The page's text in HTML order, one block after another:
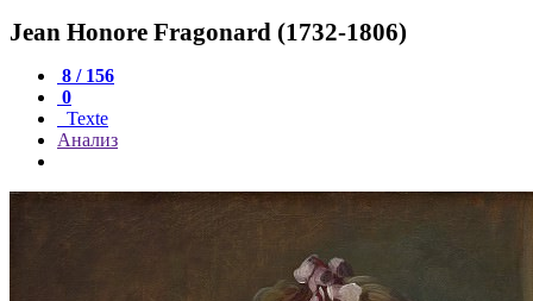
Jean Honore Fragonard (1732-1806)
8 / 156
0
Texte
Анализ